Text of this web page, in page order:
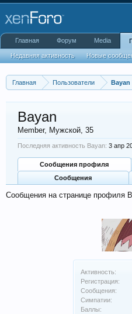
Главная Пользователи Bayan
Активность:
Регистрация:
Сообщения:
Симпатии:
Баллы:
Bayan
Member, Мужской, 35
Последняя активность Bayan: 3 апр
Сообщения профиля
Сообщения
Сообщения на странице профиля
Главная Форум Media
Недавняя активность Новые